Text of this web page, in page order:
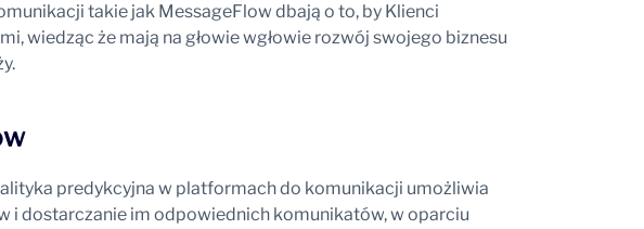
takie jak MessageFlow dbają o to, by Klienci
wiedząc że mają na głowie wgłowie rozwój swojego biznesu
predykcyjna w platformach do komunikacji umożliwia
i dostarczanie im odpowiednich komunikatów, w oparciu